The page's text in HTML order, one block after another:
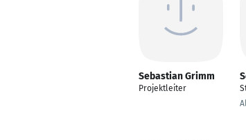
Sebastian Grimm
Projektleiter